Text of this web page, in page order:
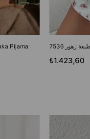
Pijama
7536
₺1.423,60